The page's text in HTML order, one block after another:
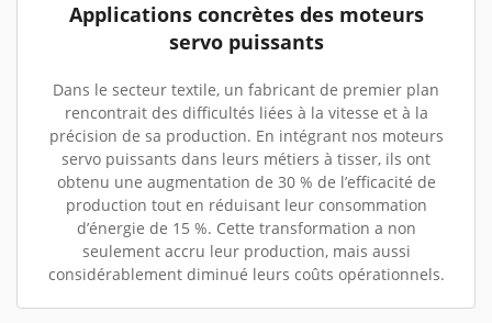
Applications concrètes des moteurs
servo puissants
Dans le secteur textile, un fabricant de premier plan
rencontrait des difficultés liées à la vitesse et à la
précision de sa production. En intégrant nos moteurs
servo puissants dans leurs métiers à tisser, ils ont
obtenu une augmentation de 30 % de l’efficacité de
production tout en réduisant leur consommation
d’énergie de 15 %. Cette transformation a non
seulement accru leur production, mais aussi
considérablement diminué leurs coûts opérationnels.